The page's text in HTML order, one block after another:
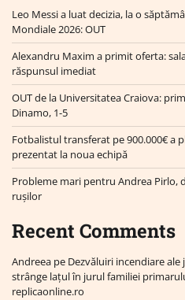
Leo Messi a luat decizia, la o
Mondiale 2026: OUT
Alexandru Maxim a primit oferta:
răspunsul imediat
OUT de la Universitatea Craiova:
Dinamo, 1-5
Fotbalistul transferat pe 900.000€ a
prezentat la noua echipă
Probleme mari pentru Andrea Pirlo,
rușilor
Recent Comments
Andreea pe Dezvăluiri incendiare
strânge lațul în jurul familiei
replicaonline.ro